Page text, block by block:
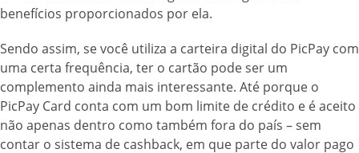
benefícios proporcionados por ela.
Sendo assim, se você utiliza a carteira digital do PicPay com
uma certa frequência, ter o cartão pode ser um
complemento ainda mais interessante. Até porque o
PicPay Card conta com um bom limite de crédito e é aceito
não apenas dentro como também fora do país – sem
contar o sistema de cashback, em que parte do valor pago